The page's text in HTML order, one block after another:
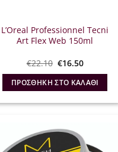
L’Oreal Professionnel Tecni
Art Flex Web 150ml
€22.10 Original
was:
€22.10.
€16.50Η
τιμή
είναι:
ΠΡΟΣΘΉΚΗ ΣΤΟ ΚΑΛΆΘΙ